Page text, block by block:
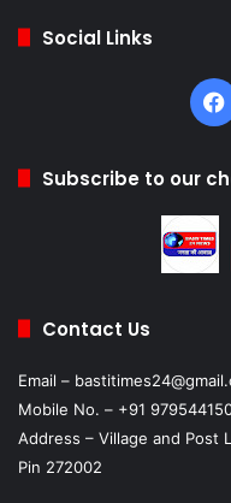
Social Links
Subscribe to our
Contact Us
Email –
Mobile No. – +91
Address – Village and Post
Pin 272002